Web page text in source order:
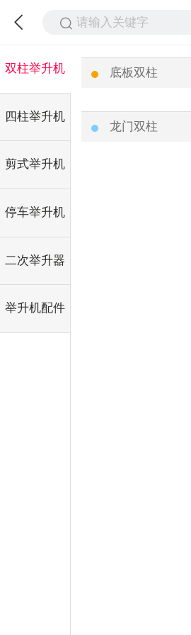
请输入关键字
双柱举升机
四柱举升机
剪式举升机
停车举升机
二次举升器
举升机配件
底板双柱
龙门双柱